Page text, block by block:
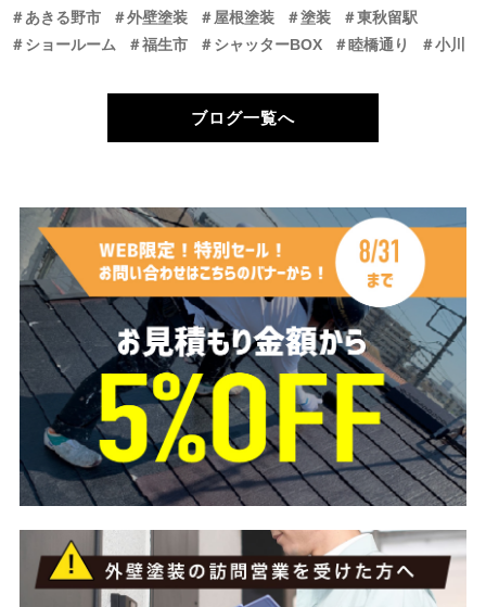
＃あきる野市 ＃外壁塗装 ＃屋根塗装 ＃塗装
＃東秋留駅
＃ショールーム
＃福生市 ＃シャッターBOX ＃睦橋通り ＃小川
ブログ一覧へ